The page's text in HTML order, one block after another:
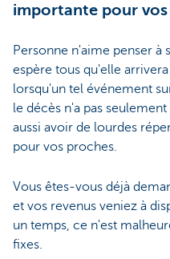
importante pour vos
Personne n'aime penser
espère tous qu'elle
lorsqu'un tel événement
le décès n'a pas
aussi avoir de lourdes
pour vos proches.
Vous êtes-vous déjà
et vos revenus veniez à
un temps, ce n'est
fixes.